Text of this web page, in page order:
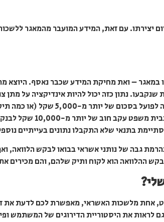
יצירתו. עם זאת, המידע המועבר מהמאגר
במאגר – ואת מחיקת המידע שכבר נאסף. היוצא
נתון כזה יכול להיות אינדיקציה על מתן
הכרזה כלקוח מוגבל או
בתנאי שלא התקבלו נתונים בעייתיים
גבה של נותני אשראי בבואו לבקש הלוואה,
ההלוואה הוא לקוח ותיק שלהם, והם מכירים
אחת מלשכות האשראי, מאפשרת לכם לדעת את
לראות את היסטוריית הדירוגים של המשתמש